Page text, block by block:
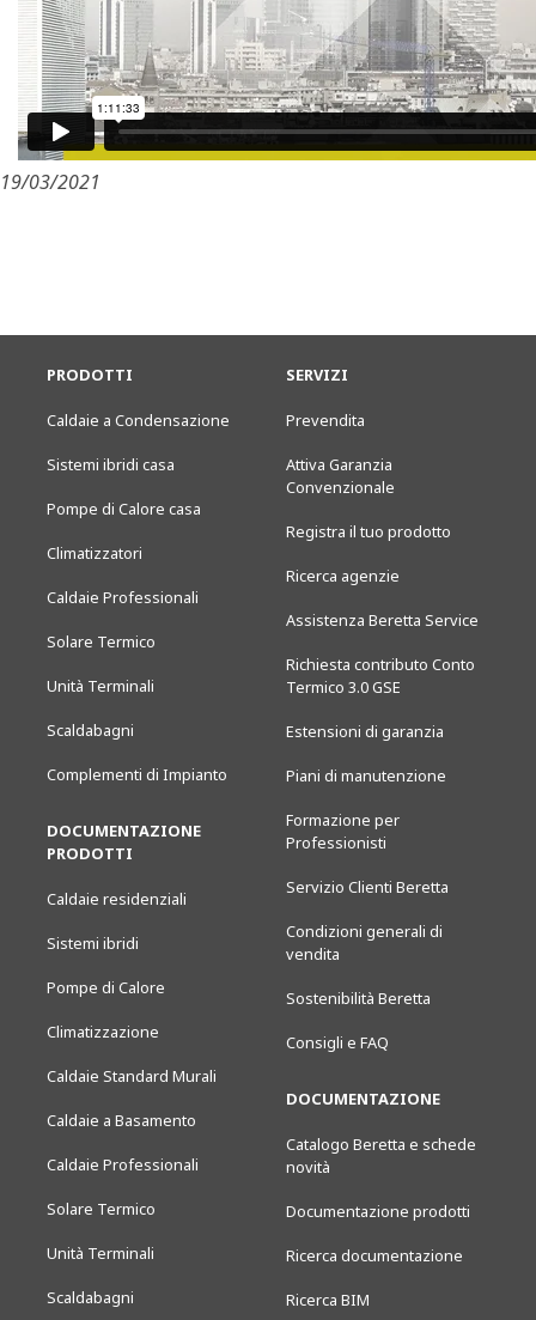
19/03/2021
PRODOTTI
Caldaie a Condensazione
Sistemi ibridi casa
Pompe di Calore casa
Climatizzatori
Caldaie Professionali
Solare Termico
Unità Terminali
Scaldabagni
Complementi di Impianto
DOCUMENTAZIONE
PRODOTTI
Caldaie residenziali
Sistemi ibridi
Pompe di Calore
Climatizzazione
Caldaie Standard Murali
Caldaie a Basamento
Caldaie Professionali
Solare Termico
Unità Terminali
Scaldabagni
SERVIZI
Prevendita
Attiva Garanzia
Convenzionale
Registra il tuo prodotto
Ricerca agenzie
Assistenza Beretta Service
Richiesta contributo Conto
Termico 3.0 GSE
Estensioni di garanzia
Piani di manutenzione
Formazione per
Professionisti
Servizio Clienti Beretta
Condizioni generali di
vendita
Sostenibilità Beretta
Consigli e FAQ
DOCUMENTAZIONE
Catalogo Beretta e schede
novità
Documentazione prodotti
Ricerca documentazione
Ricerca BIM